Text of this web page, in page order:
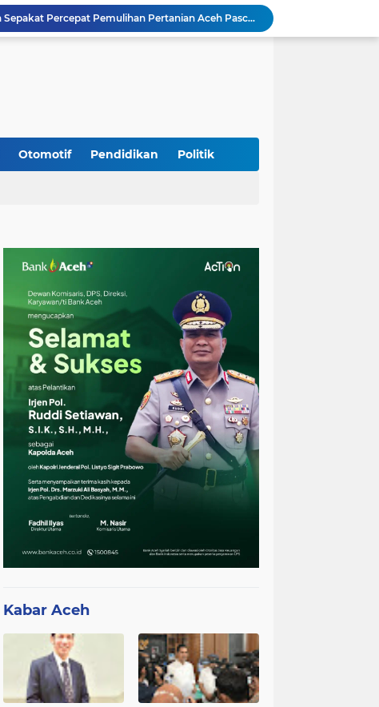
Rp 2,5 Triliun Dana Kementan untuk Bencana, Pemerintah Aceh kelola Rp 9,7 M
Meriahkan HUT Ke-81 Kemerdekaan RI, Polda Aceh Gelar Lomba Memasak Nasi Goreng dan Aneka Minuman
Kodim 0108/Agara terus kebut pembangunan jembatan Gantung di Ds. Kumbang Jaya, Aceh Tenggara
Otomotif Pendidikan Politik
Kabar Aceh